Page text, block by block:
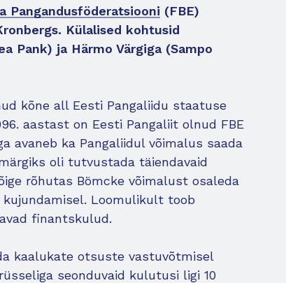
Pangandusföderatsiooni (FBE)
Külalised kohtusid
Pank) ja Härmo Värgiga (Sampo
kõne all Eesti Pangaliidu staatuse
aastast on Eesti Pangaliit olnud FBE
avaneb ka Pangaliidul võimalus saada
oli tutvustada täiendavaid
rõhutas Bömcke võimalust osaleda
Loomulikult toob
finantskulud.
kaalukate otsuste vastuvõtmisel
seonduvaid kulutusi ligi 10